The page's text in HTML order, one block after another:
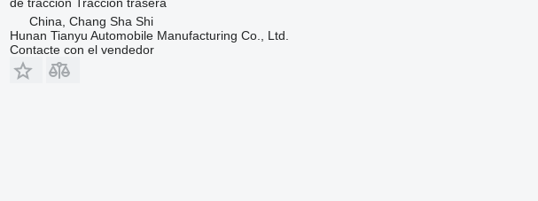
China, Chang Sha Shi
Hunan Tianyu Automobile Manufacturing Co., Ltd.
Contacte con el vendedor